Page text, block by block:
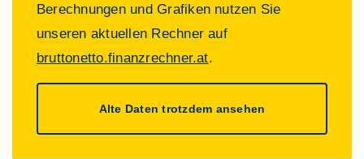
Berechnungen und Grafiken nutzen Sie
unseren aktuellen Rechner auf
bruttonetto.finanzrechner.at.
Alte Daten trotzdem ansehen